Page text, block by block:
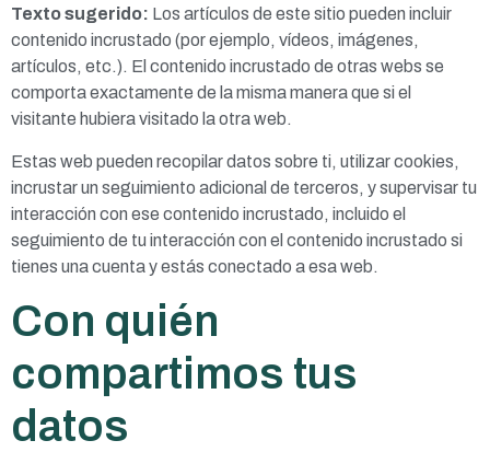
Texto sugerido: Los artículos de este sitio pueden incluir
contenido incrustado (por ejemplo, vídeos, imágenes,
artículos, etc.). El contenido incrustado de otras webs se
comporta exactamente de la misma manera que si el
visitante hubiera visitado la otra web.
Estas web pueden recopilar datos sobre ti, utilizar cookies,
incrustar un seguimiento adicional de terceros, y supervisar tu
interacción con ese contenido incrustado, incluido el
seguimiento de tu interacción con el contenido incrustado si
tienes una cuenta y estás conectado a esa web.
Con quién
compartimos tus
datos